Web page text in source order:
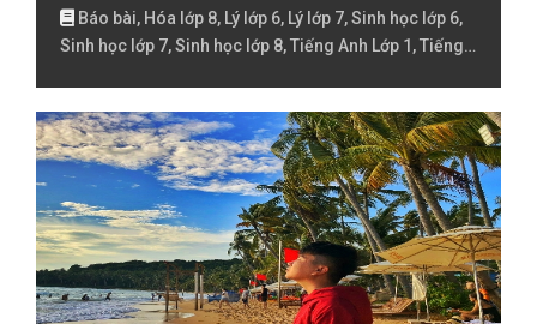
Báo bài, Hóa lớp 8, Lý lớp 6, Lý lớp 7, Sinh học lớp 6,
Sinh học lớp 7, Sinh học lớp 8, Tiếng Anh Lớp 1, Tiếng
2, Tiếng Việt lớp 3, Tiếng Việt lóp 4, Tiếng Việt lớp 5,
Toán lớp 3, Toán lớp 4, Toán lớp 5, Toán lớp 6, Toán lớp
7, Toán lớp 8, Văn lớp 6, Văn lớp 7, Văn lớp 8